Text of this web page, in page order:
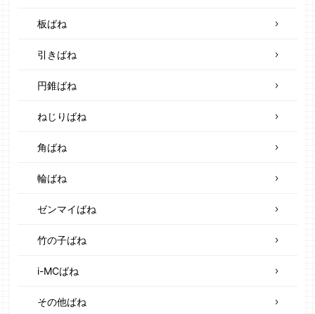
板ばね
引きばね
円錐ばね
ねじりばね
角ばね
輪ばね
ゼンマイばね
竹の子ばね
i-MCばね
その他ばね